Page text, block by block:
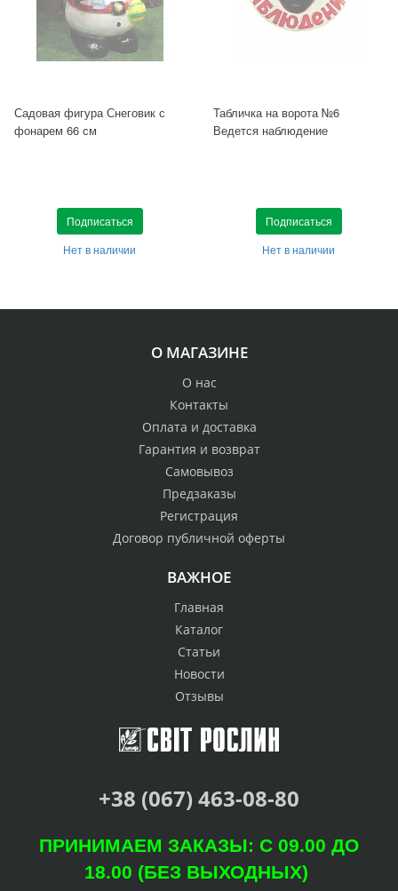
Садовая фигура Снеговик с
фонарем 66 см
Подписаться
Нет в наличии
Табличка на ворота №6
Ведется наблюдение
Подписаться
Нет в наличии
О МАГАЗИНЕ
О нас
Контакты
Оплата и доставка
Гарантия и возврат
Самовывоз
Предзаказы
Регистрация
Договор публичной оферты
ВАЖНОЕ
Главная
Каталог
Статьи
Новости
Отзывы
+38 (067) 463-08-80
ПРИНИМАЕМ ЗАКАЗЫ: С 09.00 ДО
18.00 (БЕЗ ВЫХОДНЫХ)